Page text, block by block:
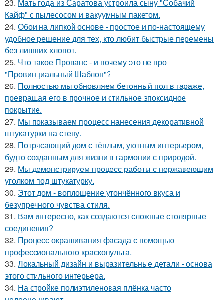
23. Мать года из Саратова устроила сыну "Собачий
Кайф" с пылесосом и вакуумным пакетом.
24. Обои на липкой основе - простое и по-настоящему
удобное решение для тех, кто любит быстрые перемены
без лишних хлопот.
25. Что такое Прованс - и почему это не про
"Провинциальный Шаблон"?
26. Полностью мы обновляем бетонный пол в гараже,
превращая его в прочное и стильное эпоксидное
покрытие.
27. Мы показываем процесс нанесения декоративной
штукатурки на стену.
28. Потрясающий дом с тёплым, уютным интерьером,
будто созданным для жизни в гармонии с природой.
29. Мы демонстрируем процесс работы с нержавеющим
уголком под штукатурку.
30. Этот дом - воплощение утончённого вкуса и
безупречного чувства стиля.
31. Вам интересно, как создаются сложные столярные
соединения?
32. Процесс окрашивания фасада с помощью
профессионального краскопульта.
33. Локальный дизайн и выразительные детали - основа
этого стильного интерьера.
34. На стройке полиэтиленовая плёнка часто